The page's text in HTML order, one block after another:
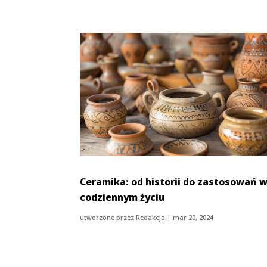
Ceramika: od historii do zastosowań
codziennym życiu
utworzone przezRedakcja |mar 20, 2024